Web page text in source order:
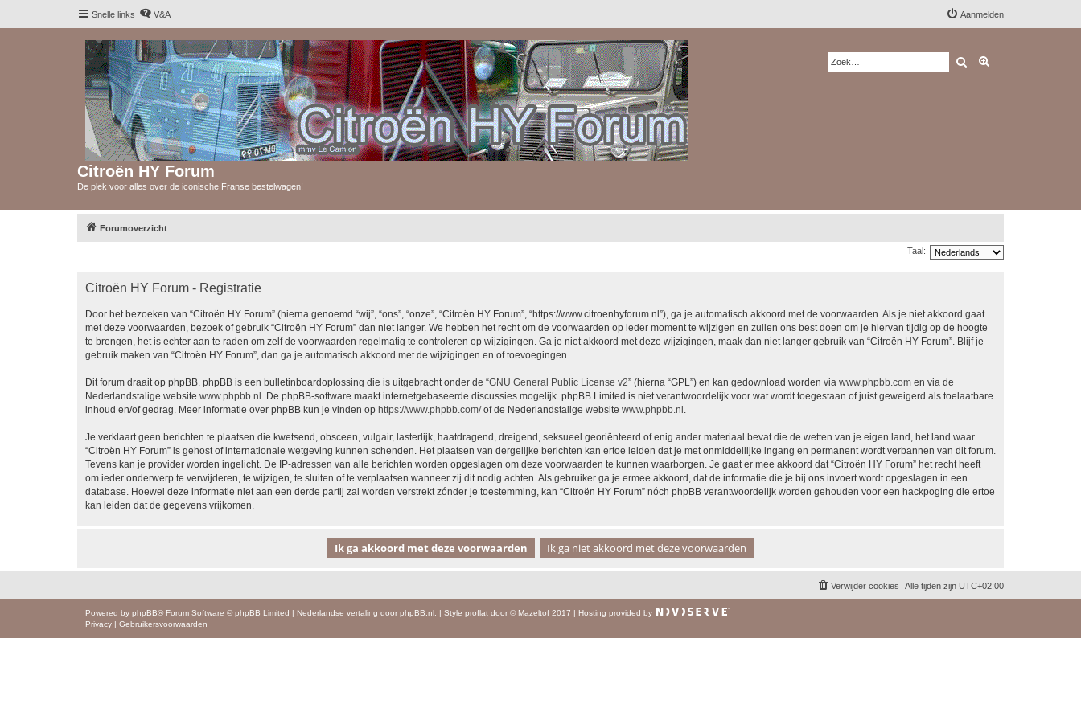
Snelle links V&A Aanmelden
Citroën HY Forum
De plek voor alles over de iconische Franse bestelwagen!
Zoek
Forumoverzicht
Taal:
Citroën HY Forum - Registratie
Door het bezoeken van “Citroën HY Forum” (hierna genoemd “wij”, “ons”, “onze”, “Citroën HY Forum”, “https://www.citroenhyforum.nl”), ga je automatisch akkoord met de voorwaarden. Als je niet akkoord gaat
met deze voorwaarden, bezoek of gebruik “Citroën HY Forum” dan niet langer. We hebben het recht om de voorwaarden op ieder moment te wijzigen en zullen ons best doen om je hiervan tijdig op de hoogte
te brengen, het is echter aan te raden om zelf de voorwaarden regelmatig te controleren op wijzigingen. Ga je niet akkoord met deze wijzigingen, maak dan niet langer gebruik van “Citroën HY Forum”. Blijf je
gebruik maken van “Citroën HY Forum”, dan ga je automatisch akkoord met de wijzigingen en of toevoegingen.
Dit forum draait op phpBB. phpBB is een bulletinboardoplossing die is uitgebracht onder de “GNU General Public License v2” (hierna “GPL”) en kan gedownload worden via www.phpbb.com en via de
Nederlandstalige website www.phpbb.nl . De phpBB-software maakt internetgebaseerde discussies mogelijk. phpBB Limited is niet verantwoordelijk voor wat wordt toegestaan of juist geweigerd als toelaatbare
inhoud en/of gedrag. Meer informatie over phpBB kun je vinden op https://www.phpbb.com/of de Nederlandstalige website www.phpbb.nl .
Je verklaart geen berichten te plaatsen die kwetsend, obsceen, vulgair, lasterlijk, haatdragend, dreigend, seksueel georiënteerd of enig ander materiaal bevat die de wetten van je eigen land, het land waar
“Citroën HY Forum” is gehost of internationale wetgeving kunnen schenden. Het plaatsen van dergelijke berichten kan ertoe leiden dat je met onmiddellijke ingang en permanent wordt verbannen van dit forum.
Tevens kan je provider worden ingelicht. De IP-adressen van alle berichten worden opgeslagen om deze voorwaarden te kunnen waarborgen. Je gaat er mee akkoord dat “Citroën HY Forum” het recht heeft
om ieder onderwerp te verwijderen, te wijzigen, te sluiten of te verplaatsen wanneer zij dit nodig achten. Als gebruiker ga je ermee akkoord, dat de informatie die je bij ons invoert wordt opgeslagen in een
database. Hoewel deze informatie niet aan een derde partij zal worden verstrekt zónder je toestemming, kan “Citroën HY Forum” nóch phpBB verantwoordelijk worden gehouden voor een hackpoging die ertoe
kan leiden dat de gegevens vrijkomen.
Alle tijden zijn UTC+02:00
Verwijder cookies
Powered by phpBB® Forum Software © phpBB Limited | Nederlandse vertaling door phpBB.nl | Style proflat door © Mazeltof 2017 | Hosting provided by
Privacy
Gebruikersvoorwaarden